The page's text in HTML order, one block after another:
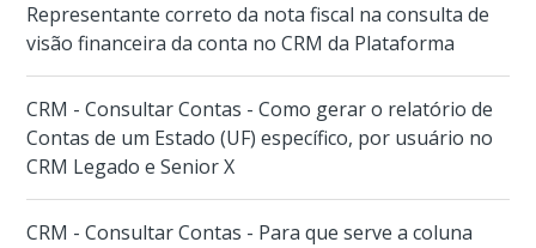
Representante correto da nota fiscal na consulta de
visão financeira da conta no CRM da Plataforma
CRM - Consultar Contas - Como gerar o relatório de
Contas de um Estado (UF) específico, por usuário no
CRM Legado e Senior X
CRM - Consultar Contas - Para que serve a coluna